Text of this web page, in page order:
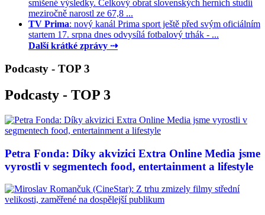
smíšené výsledky. Celkový obrat slovenských herních studií
meziročně narostl ze 67,8 ...
TV Prima: nový kanál Prima sport ještě před svým oficiálním
startem 17. srpna dnes odvysílá fotbalový trhák - ...
Další krátké zprávy ⇢
Podcasty - TOP 3
Podcasty - TOP 3
Petra Fonda: Díky akvizici Extra Online Media jsme
vyrostli v segmentech food, entertainment a lifestyle